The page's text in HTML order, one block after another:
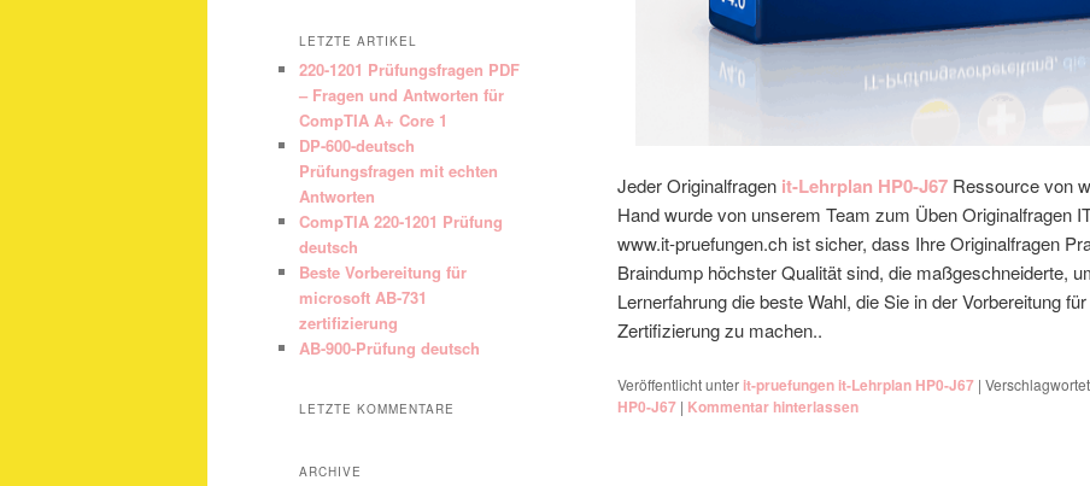
Jeder Originalfragen it-Lehrplan HP0-J67 Ressource von
Hand wurde von unserem Team zum Üben Originalfragen
www.it-pruefungen.ch ist sicher, dass Ihre Originalfragen
Braindump höchster Qualität sind, die maßgeschneiderte,
Lernerfahrung die beste Wahl, die Sie in der Vorbereitung
Zertifizierung zu machen..
Veröffentlicht unter it-pruefungen it-Lehrplan HP0-J67 |
HP0-J67 | Kommentar hinterlassen
LETZTE ARTIKEL
220-1201 Prüfungsfragen PDF
– Fragen und Antworten für
CompTIA A+ Core 1
DP-600-deutsch
Prüfungsfragen mit echten
Antworten
CompTIA 220-1201 Prüfung
deutsch
Beste Vorbereitung für
microsoft AB-731
zertifizierung
AB-900-Prüfung deutsch
LETZTE KOMMENTARE
ARCHIVE